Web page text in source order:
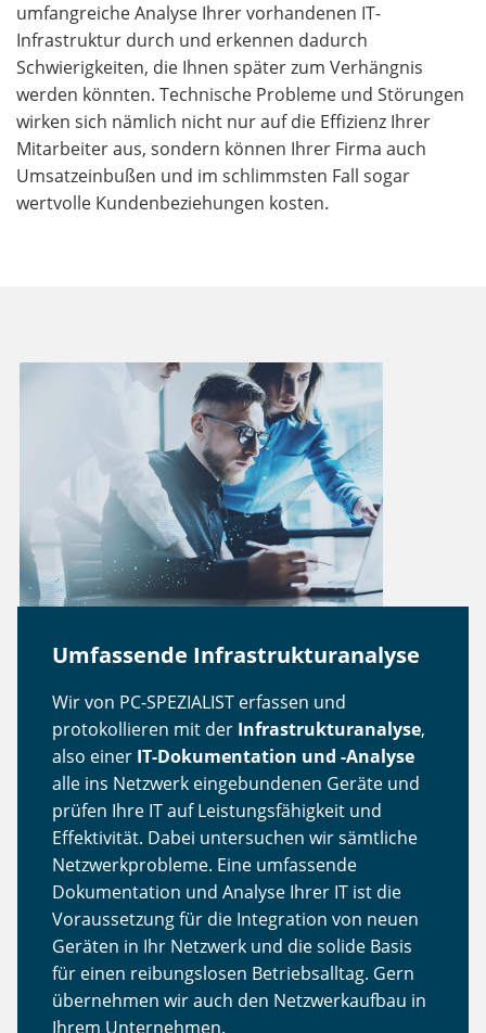
umfangreiche Analyse Ihrer vorhandenen IT-
Infrastruktur durch und erkennen dadurch
Schwierigkeiten, die Ihnen später zum Verhängnis
werden könnten. Technische Probleme und Störungen
wirken sich nämlich nicht nur auf die Effizienz Ihrer
Mitarbeiter aus, sondern können Ihrer Firma auch
Umsatzeinbußen und im schlimmsten Fall sogar
wertvolle Kundenbeziehungen kosten.
Umfassende Infrastrukturanalyse
Wir von PC-SPEZIALIST erfassen und
protokollieren mit der Infrastrukturanalyse,
also einer IT-Dokumentation und -Analyse
alle ins Netzwerk eingebundenen Geräte und
prüfen Ihre IT auf Leistungsfähigkeit und
Effektivität. Dabei untersuchen wir sämtliche
Netzwerkprobleme. Eine umfassende
Dokumentation und Analyse Ihrer IT ist die
Voraussetzung für die Integration von neuen
Geräten in Ihr Netzwerk und die solide Basis
für einen reibungslosen Betriebsalltag. Gern
übernehmen wir auch den Netzwerkaufbau in
Ihrem Unternehmen.